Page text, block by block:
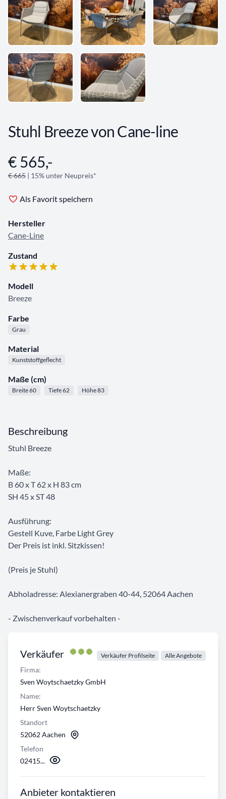
Stuhl Breeze von Cane-line
Angebotsinformationen
€ 565,-
€ 665 | 15% unter Neupreis*
Als Favorit speichern
Hersteller
Cane-Line
Zustand
Modell
Breeze
Farbe
Grau
Material
Kunststoffgeflecht
Maße (cm)
Breite 60 Tiefe 62 Höhe 83
Verkäufer Verkäufer Profilseite Alle Angebote
Firma:
Sven Woytschaetzky GmbH
Name:
Herr Sven Woytschaetzky
Standort
52062 Aachen
Telefon
02415...
Anbieter kontaktieren
Beschreibung
Stuhl Breeze
Maße:
B 60 x T 62 x H 83 cm
SH 45 x ST 48
Ausführung:
Gestell Kuve, Farbe Light Grey
Der Preis ist inkl. Sitzkissen!
(Preis je Stuhl)
Abholadresse: Alexianergraben 40-44, 52064 Aachen
- Zwischenverkauf vorbehalten -